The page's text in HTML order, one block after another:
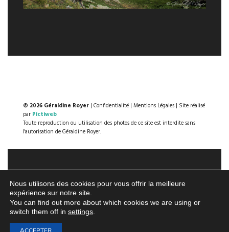
© 2026 Géraldine Royer | Confidentialité | Mentions Légales | Site réalisé
par Pictiweb
Toute reproduction ou utilisation des photos de ce site est interdite sans
l'autorisation de Géraldine Royer.
Nous utilisons des cookies pour vous offrir la meilleure
expérience sur notre site.
You can find out more about which cookies we are using or
switch them off in settings